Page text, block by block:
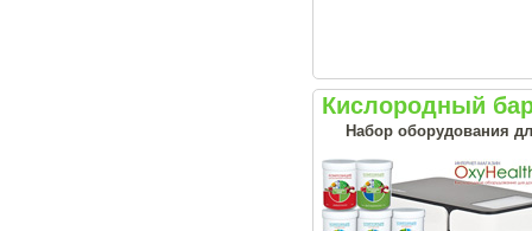
Кислородный
Набор оборудования